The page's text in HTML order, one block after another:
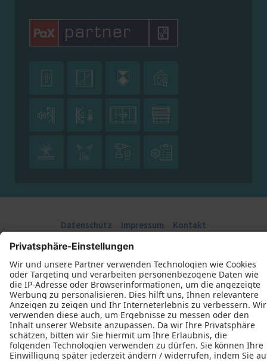
   
   
   
Datenschutz Impressum
Kontakt
Schreinerei Freundorfer GmbH © 2026